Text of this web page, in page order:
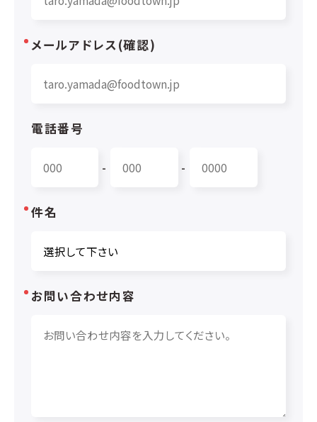
メールアドレス(確認)
電話番号
- -
件名
お問い合わせ内容